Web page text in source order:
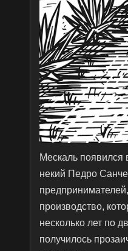
Мескаль появился
некий Педро
производство,
несколько лет по
получилось